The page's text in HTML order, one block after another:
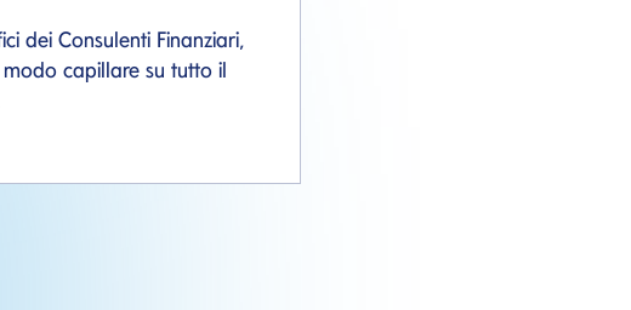
dei Consulenti Finanziari,
capillare su tutto il